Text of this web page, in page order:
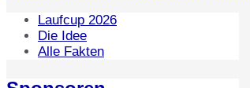
Laufcup 2026
Die Idee
Alle Fakten